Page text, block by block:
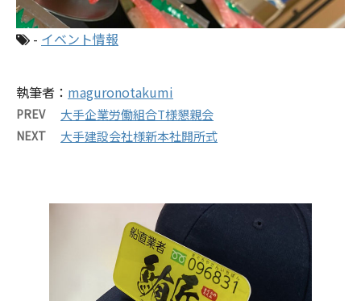
- イベント情報
執筆者： maguronotakumi
PREV 大手企業労働組合T様懇親会
NEXT 大手建設会社様新本社開所式